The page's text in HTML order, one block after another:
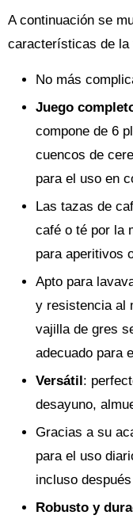
A continuación se
características de la
No más
Juego
compone de 6
cuencos de
para el uso en
Las tazas de
café o té por la
para aperitivos
Apto para
y resistencia al
vajilla de gres
adecuado para
Versátil:
desayuno,
Gracias a su
para el uso
incluso
Robusto y